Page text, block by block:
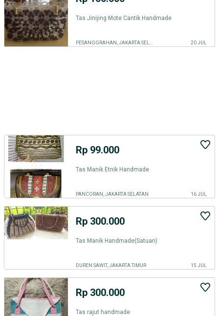
Tas Jinijing Mote Cantik Handmade
20 JUL
Rp 99.000
Tas Manik Etnik Handmade
PANCORAN, JAKARTA SELATAN 16 JUL
Rp 300.000
Tas Manik Handmade(Satuan)
DUREN SAWIT, JAKARTA TIMUR 15 JUL
Rp 300.000
Tas rajut handmade